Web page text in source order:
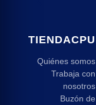
TIENDACPU
Quiénes somos
Trabaja con
nosotros
Buzón de